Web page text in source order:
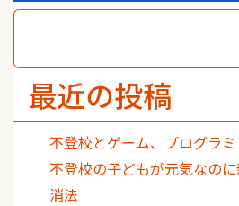
最近の投稿
不登校とゲーム、プログラ
不登校の子どもが元気なの
消法